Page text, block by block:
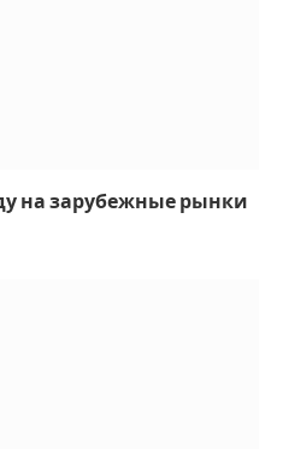
на зарубежные рынки